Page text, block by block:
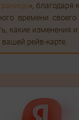
», благодаря
времени
какие изменения
рейв-карте.
с
Дизайна